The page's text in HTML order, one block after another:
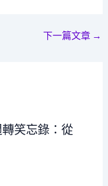
下一篇文章 →
笑忘錄：從